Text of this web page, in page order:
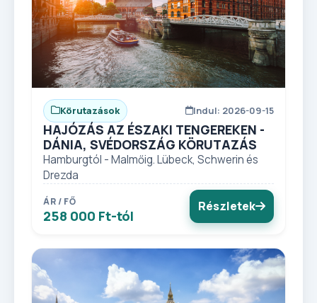
Körutazások Indul: 2026-09-15
HAJÓZÁS AZ ÉSZAKI TENGEREKEN -
DÁNIA, SVÉDORSZÁG KÖRUTAZÁS
Hamburgtól - Malmőig. Lübeck, Schwerin és
Drezda
ÁR / FŐ
258 000 Ft-tól
Részletek